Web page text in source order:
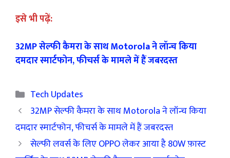
इसे भी पढ़ें:
32MP सेल्फी कैमरा के साथ Motorola ने लॉन्च किया
दमदार स्मार्टफोन, फीचर्स के मामले में हैं जबरदस्त
Categories
Tech Updates
32MP सेल्फी कैमरा के साथ Motorola ने लॉन्च किया
दमदार स्मार्टफोन, फीचर्स के मामले में हैं जबरदस्त
सेल्फी लवर्स के लिए OPPO लेकर आया है 80W फ़ास्ट